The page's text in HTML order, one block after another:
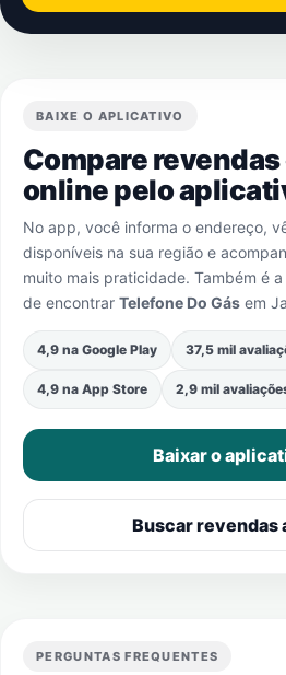
BAIXE O APLICATIVO
Compare revendas
online pelo
No app, você informa o endereço,
disponíveis na sua região e
muito mais praticidade. Também é
de encontrar Telefone Do Gás em
4,9 na Google Play 37,5 mil
4,9 na App Store 2,9 mil
Baixar o
Buscar revendas
PERGUNTAS FREQUENTES